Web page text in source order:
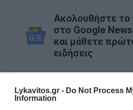
Lykavitos.gr - Do Not Process
Information
Ακολουθήστε
στο Google News
και μάθετε
ειδήσεις